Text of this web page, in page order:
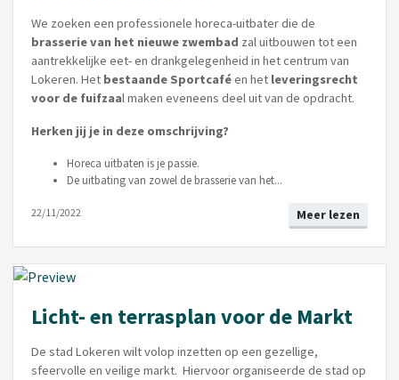
We zoeken een professionele horeca-uitbater die de
brasserie van het nieuwe zwembad zal uitbouwen tot een
aantrekkelijke eet- en drankgelegenheid in het centrum van
Lokeren. Het bestaande Sportcaféen het leveringsrecht
voor de fuifzaal maken eveneens deel uit van de opdracht.
Herken jij je in deze omschrijving?
Horeca uitbaten is je passie.
De uitbating van zowel de brasserie van het...
Meer lezen
22/11/2022
Licht- en terrasplan voor de Markt
De stad Lokeren wilt volop inzetten op een gezellige,
sfeervolle en veilige markt. Hiervoor organiseerde de stad op